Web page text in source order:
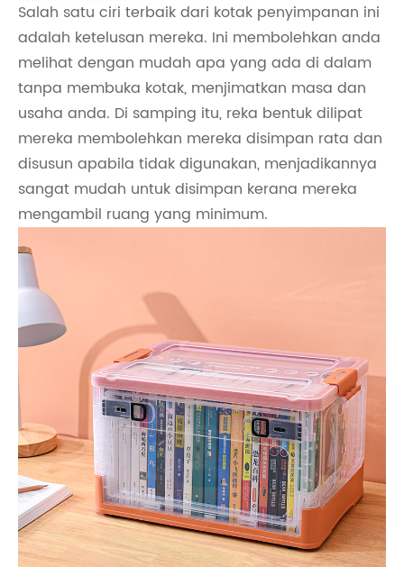
Salah satu ciri terbaik dari kotak penyimpanan ini
adalah ketelusan mereka. Ini membolehkan anda
melihat dengan mudah apa yang ada di dalam
tanpa membuka kotak, menjimatkan masa dan
usaha anda. Di samping itu, reka bentuk dilipat
mereka membolehkan mereka disimpan rata dan
disusun apabila tidak digunakan, menjadikannya
sangat mudah untuk disimpan kerana mereka
mengambil ruang yang minimum.